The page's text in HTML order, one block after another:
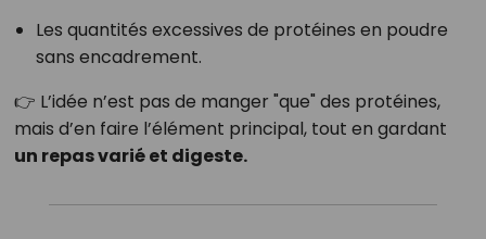
Les quantités excessives de protéines en poudre
sans encadrement.
👉 L’idée n’est pas de manger "que" des protéines,
mais d’en faire l’élément principal, tout en gardant
un repas varié et digeste.